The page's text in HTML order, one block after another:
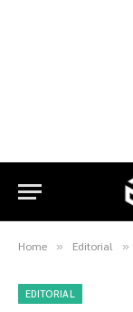
Home » Editorial »
EDITORIAL